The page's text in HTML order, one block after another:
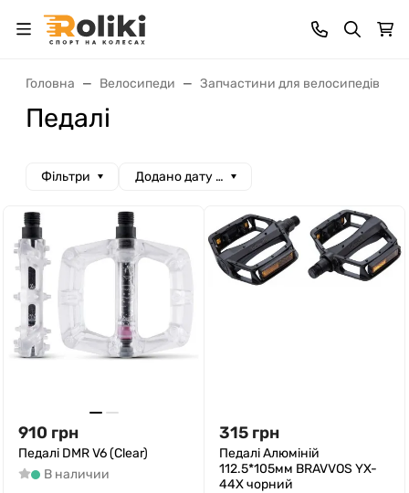
Головна Велосипеди Запчастини для велосипедів
Педалі
Фільтри Додано дату спад
910 грн
Педалі DMR V6 (Clear)
В наличии
315 грн
Педалі Алюмiнiй
112.5*105мм BRAVVOS YX-
44X чорний